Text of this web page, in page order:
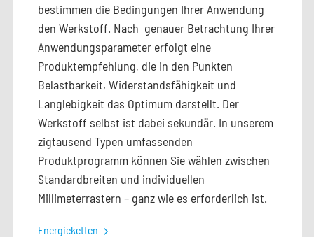
bestimmen die Bedingungen Ihrer Anwendung
den Werkstoff. Nach genauer Betrachtung Ihrer
Anwendungsparameter erfolgt eine
Produktempfehlung, die in den Punkten
Belastbarkeit, Widerstandsfähigkeit und
Langlebigkeit das Optimum darstellt. Der
Werkstoff selbst ist dabei sekundär. In unserem
zigtausend Typen umfassenden
Produktprogramm können Sie wählen zwischen
Standardbreiten und individuellen
Millimeterrastern – ganz wie es erforderlich ist.
Energieketten